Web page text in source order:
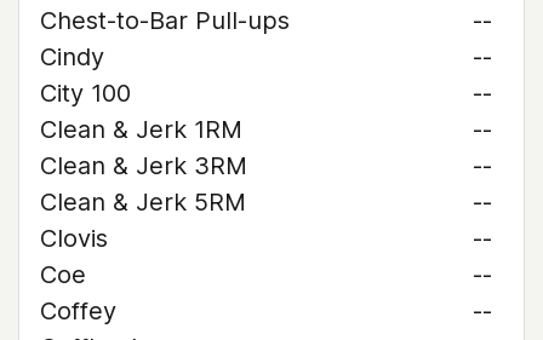
Chest-to-Bar Pull-ups
--
Cindy
--
City 100
--
Clean & Jerk 1RM
--
Clean & Jerk 3RM
--
Clean & Jerk 5RM
--
Clovis
--
Coe
--
Coffey
--